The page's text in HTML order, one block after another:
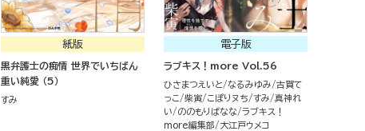
紙版
黒弁護士の痴情 世界でいちばん
重い純愛 （5）
すみ
電子版
ラブキス！more Vol.56
ひさまつえいと なるみゆみ
古賀て
っこ
柴寅 こぽりヌち すみ
真神れ
い
ののもりばなな ラブキス！
more編集部
大江戸ウメコ